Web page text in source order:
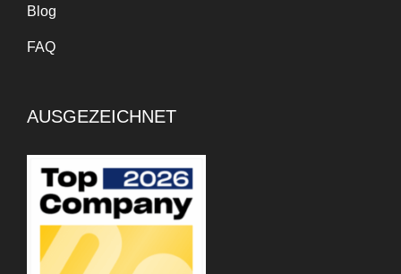
Blog
FAQ
AUSGEZEICHNET